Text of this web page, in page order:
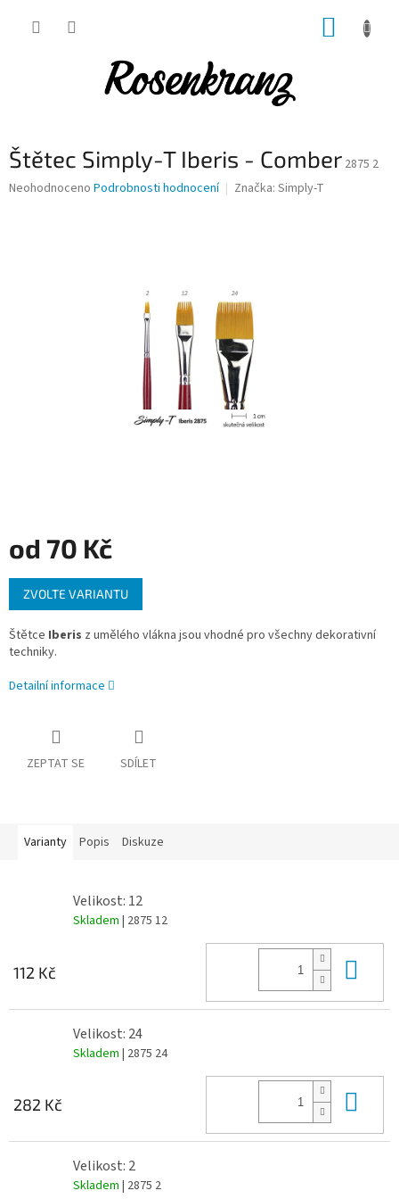
Štětec Simply-T Iberis - Comber 2875 2
Průměrné
Neohodnoceno Podrobnosti hodnocení Značka: Simply-T
od 70 Kč
Měrná
cena:
ZVOLTE VARIANTU
Štětce Iberis z umělého vlákna jsou vhodné pro všechny dekorativní
techniky.
Detailní informace
ZEPTAT SE SDÍLET
Varianty Popis Diskuze
Velikost: 12
Skladem | 2875 12
112 Kč
Velikost: 24
Skladem | 2875 24
282 Kč
Velikost: 2
Skladem | 2875 2